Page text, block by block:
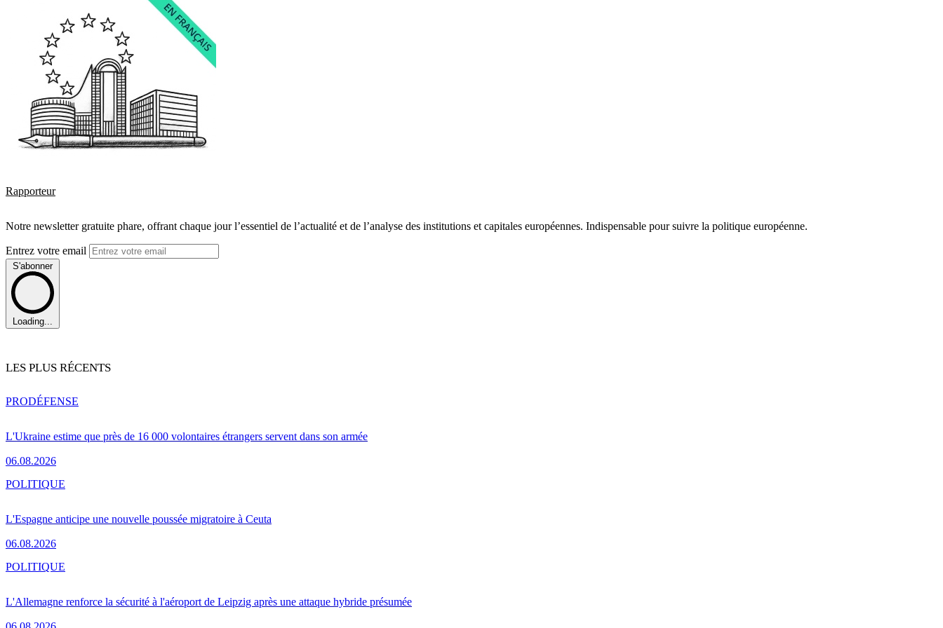
Rapporteur
Notre newsletter gratuite phare, offrant chaque jour l’essentiel de l’actualité et de l’analyse des institutions et capitales européennes. Indispensable pour suivre la politique européenne.
Entrez votre email
S'abonner
Loading...
LES PLUS RÉCENTS
L'Ukraine estime que près de 16 000 volontaires étrangers servent dans son armée
06.08.2026
PRODÉFENSE
L'Espagne anticipe une nouvelle poussée migratoire à Ceuta
06.08.2026
POLITIQUE
L'Allemagne renforce la sécurité à l'aéroport de Leipzig après une attaque hybride présumée
POLITIQUE